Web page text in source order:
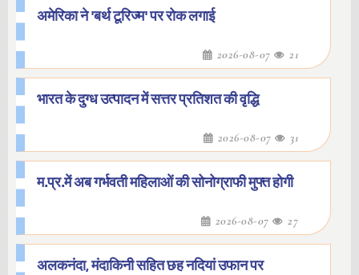
अमेरिका ने 'बर्थ टूरिज्म' पर रोक लगाई
2026-08-07 21
भारत के दुग्ध उत्पादन में सत्तर प्रतिशत की वृद्धि
2026-08-07 31
म.प्र.में अब गर्भवती महिलाओं की सोनोग्राफी मुफ्त होगी
2026-08-07 27
अलकनंदा, मंदाकिनी सहित छह नदियां उफान पर